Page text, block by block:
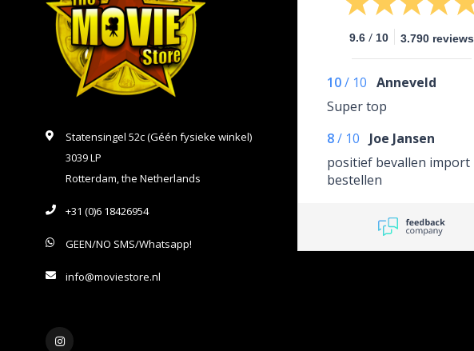
Statensingel 52c (Géén fysieke winkel)
3039 LP
Rotterdam, the Netherlands
+31 (0)6 18426954
GEEN/NO SMS/Whatsapp!
info@moviestore.nl
9.6 / 10 3.790 reviews
10 / 10 Anneveld
Super top
8 / 10
Joe Jansen
positief bevallen import
bestellen